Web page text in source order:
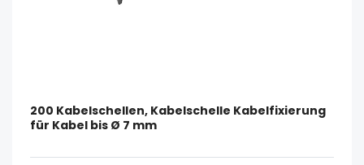
200 Kabelschellen, Kabelschelle Kabelfixierung
für Kabel bis Ø 7 mm